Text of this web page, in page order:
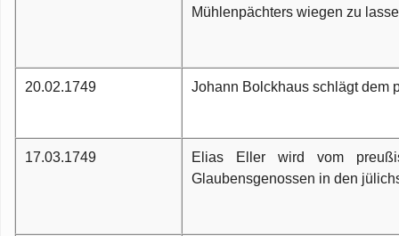
Mühlenpächters wiegen zu
20.02.1749 Johann Bolckhaus schlägt dem
17.03.1749
Elias Eller wird vom
Glaubensgenossen in den